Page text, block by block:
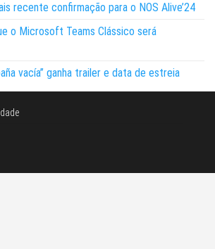
recente confirmação para o NOS Alive’24
o Microsoft Teams Clássico será
vacía” ganha trailer e data de estreia